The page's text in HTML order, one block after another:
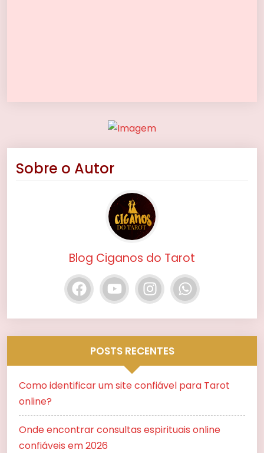
Sobre o Autor
Blog Ciganos do Tarot
POSTS RECENTES
Como identificar um site confiável para Tarot
online?
Onde encontrar consultas espirituais online
confiáveis em 2026